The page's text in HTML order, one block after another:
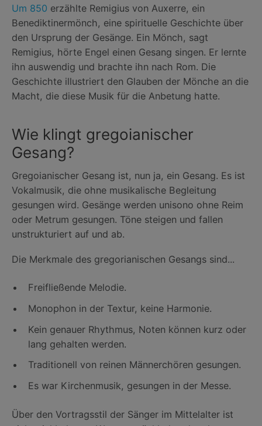
Um 850 erzählte Remigius von Auxerre, ein
Benediktinermönch, eine spirituelle Geschichte über
den Ursprung der Gesänge. Ein Mönch, sagt
Remigius, hörte Engel einen Gesang singen. Er lernte
ihn auswendig und brachte ihn nach Rom. Die
Geschichte illustriert den Glauben der Mönche an die
Macht, die diese Musik für die Anbetung hatte.
Wie klingt gregoianischer
Gesang?
Gregoianischer Gesang ist, nun ja, ein Gesang. Es ist
Vokalmusik, die ohne musikalische Begleitung
gesungen wird. Gesänge werden unisono ohne Reim
oder Metrum gesungen. Töne steigen und fallen
unstrukturiert auf und ab.
Die Merkmale des gregorianischen Gesangs sind...
Freifließende Melodie.
Monophon in der Textur, keine Harmonie.
Kein genauer Rhythmus, Noten können kurz oder
lang gehalten werden.
Traditionell von reinen Männerchören gesungen.
Es war Kirchenmusik, gesungen in der Messe.
Über den Vortragsstil der Sänger im Mittelalter ist